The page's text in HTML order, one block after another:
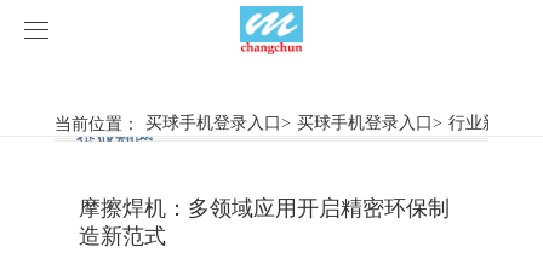
买球手机登录入口
旋弧焊机
产品视频
当前位置： 买球手机登录入口> 买球手机登录入口> 行业新闻
行业新闻
企业动态
摩擦焊机：多领域应用开启精密环保制
造新范式